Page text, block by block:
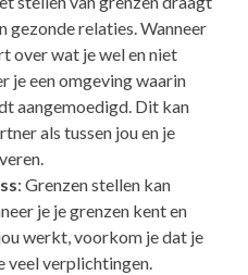
gezonde relaties. Wanneer
over wat je wel en niet
je een omgeving waarin
aangemoedigd. Dit kan
als tussen jou en je
: Grenzen stellen kan
je je grenzen kent en
werkt, voorkom je dat je
verplichtingen.